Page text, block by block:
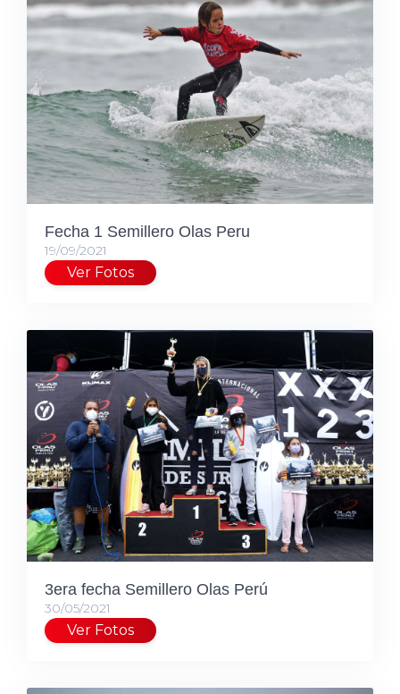
Fecha 1 Semillero Olas Peru
19/09/2021
Ver Fotos
3era fecha Semillero Olas Perú
30/05/2021
Ver Fotos